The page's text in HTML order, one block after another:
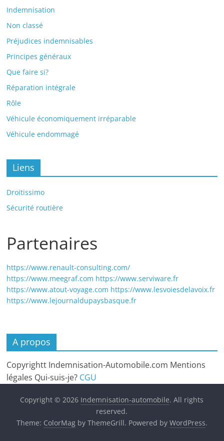
Indemnisation
Non classé
Préjudices indemnisables
Principes généraux
Que faire si?
Réparation intégrale
Rôle
Véhicule économiquement irréparable
Véhicule endommagé
Liens
Droitissimo
Sécurité routière
Partenaires
https://www.renault-consulting.com/
https://www.meegraf.com https://www.serviware.fr
https://www.atout-voyage.com https://www.lesvoiesdelavoix.fr
https://www.lejournaldupaysbasque.fr
A propos
Copyrightt Indemnisation-Automobile.com Mentions
légales Qui-suis-je? CGU
Copyright © 2026 Indemnisation-automobile. All rights
reserved.
Theme: ColorMagby ThemeGrill. Powered by WordPress.